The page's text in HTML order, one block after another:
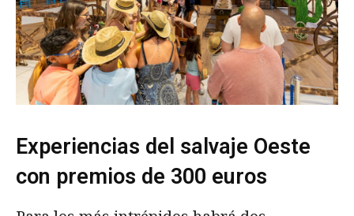
Experiencias del salvaje Oeste
con premios de 300 euros